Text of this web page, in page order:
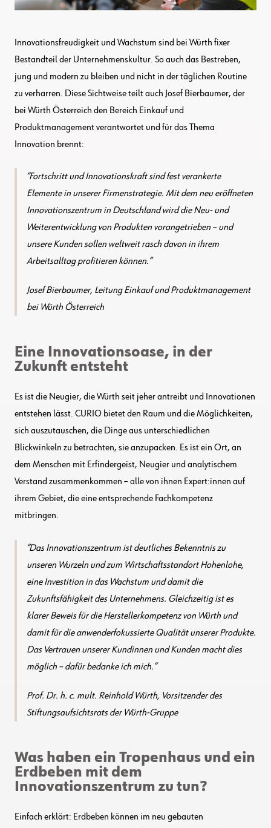
Innovationsfreudigkeit und Wachstum sind bei Würth fixer
Bestandteil der Unternehmenskultur. So auch das Bestreben,
jung und modern zu bleiben und nicht in der täglichen Routine
zu verharren. Diese Sichtweise teilt auch Josef Bierbaumer, der
bei Würth Österreich den Bereich Einkauf und
Produktmanagement verantwortet und für das Thema
Innovation brennt:
Fortschritt und Innovationskraft sind fest verankerte
Elemente in unserer Firmenstrategie. Mit dem neu eröffneten
Innovationszentrum in Deutschland wird die Neu- und
Weiterentwicklung von Produkten vorangetrieben – und
unsere Kunden sollen weltweit rasch davon in ihrem
Arbeitsalltag profitieren können.
Josef Bierbaumer, Leitung Einkauf und Produktmanagement
bei Würth Österreich
Eine Innovationsoase, in der
Zukunft entsteht
Es ist die Neugier, die Würth seit jeher antreibt und Innovationen
entstehen lässt. CURIO bietet den Raum und die Möglichkeiten,
sich auszutauschen, die Dinge aus unterschiedlichen
Blickwinkeln zu betrachten, sie anzupacken. Es ist ein Ort, an
dem Menschen mit Erfindergeist, Neugier und analytischem
Verstand zusammenkommen – alle von ihnen Expert:innen auf
ihrem Gebiet, die eine entsprechende Fachkompetenz
mitbringen.
Das Innovationszentrum ist deutliches Bekenntnis zu
unseren Wurzeln und zum Wirtschaftsstandort Hohenlohe,
eine Investition in das Wachstum und damit die
Zukunftsfähigkeit des Unternehmens. Gleichzeitig ist es
klarer Beweis für die Herstellerkompetenz von Würth und
damit für die anwenderfokussierte Qualität unserer Produkte.
Das Vertrauen unserer Kundinnen und Kunden macht dies
möglich – dafür bedanke ich mich.
Prof. Dr. h. c. mult. Reinhold Würth, Vorsitzender des
Stiftungsaufsichtsrats der Würth-Gruppe
Was haben ein Tropenhaus und ein
Erdbeben mit dem
Innovationszentrum zu tun?
Einfach erklärt: Erdbeben können im neu gebauten